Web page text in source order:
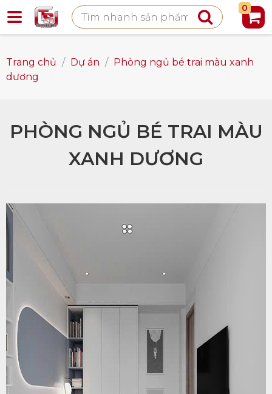
0
Trang chủ / Dự án / Phòng ngủ bé trai màu xanh
dương
PHÒNG NGỦ BÉ TRAI MÀU
XANH DƯƠNG